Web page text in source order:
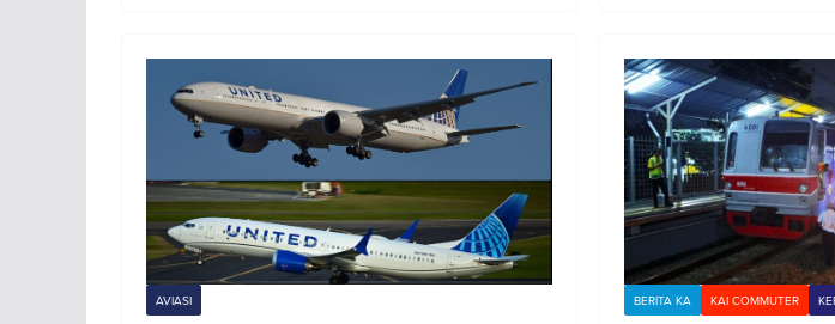
AVIASI BERITA KA KAI COMMUTER